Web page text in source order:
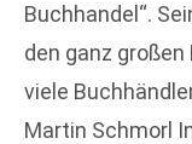
Buchhandel“.
den ganz
viele
Martin Schmorl